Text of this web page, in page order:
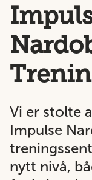
Vi er stolte
Impulse
nytt nivå,